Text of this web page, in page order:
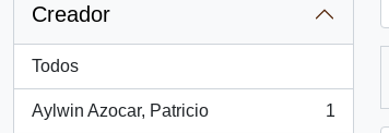
Creador
Todos
Aylwin Azocar, Patricio
, 1 resultados
1